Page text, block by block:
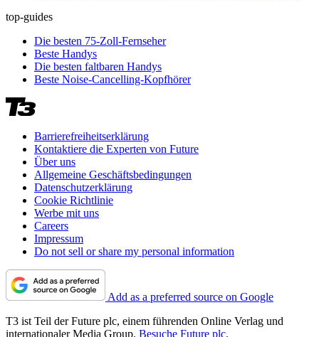
top-guides
Die besten 75-Zoll-Fernseher
Beste Handys
Die besten faltbaren Handys
Beste Noise-Cancelling-Kopfhörer
Barrierefreiheitserklärung
Kontaktiere die Experten von Future
Über uns
Allgemeine Geschäftsbedingungen
Datenschutzerklärung
Cookie Richtlinie
Werbe mit uns
Careers
Impressum
Do not sell or share my personal information
Add as a preferred source on Google
T3 ist Teil der Future plc, einem führenden Online Verlag und
internationaler Media Group. Besuche Future plc.